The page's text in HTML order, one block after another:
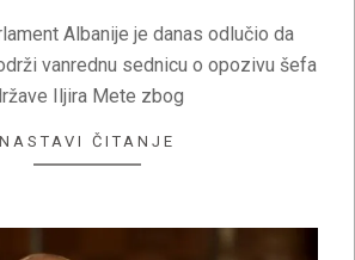
Albanije je danas odlučio da
vanrednu sednicu o opozivu šefa
Iljira Mete zbog
NASTAVI ČITANJE